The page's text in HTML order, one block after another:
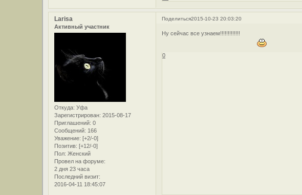
Поделиться2015-10-23 20:03:20
Larisa
Активный участник
Откуда: Уфа
Зарегистрирован: 2015-08-17
Приглашений: 0
Сообщений: 166
Уважение: [+2/-0]
Позитив: [+12/-0]
Пол: Женский
Провел на форуме:
2 дня 23 часа
Последний визит:
2016-04-11 18:45:07
Ну сейчас все узнаем!!!!!!!!!!!!!
0